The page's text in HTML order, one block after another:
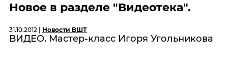
Новое в разделе "Видеотека".
31.10.2012 | Новости ВШТ
ВИДЕО. Мастер-класс Игоря Угольникова